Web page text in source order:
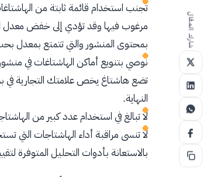
تجنب استخدام قائمة ثابتة من
مرغوب فيها وقد تؤدي إلى خفض معدل
بمحتوى المنشور والتي تتمتع بمعدل
نوصي بتنويع أماكن الهاشتاغات في
تضع هاشتاغ يخص علامتك التجارية في
النهاية.
لا تبالغ في استخدام عدد كبير من
لا تنسى مراقبة أداء الهاشتاجات التي
بالاستعانة بأدوات التحليل المتوفرة
شارك المقال